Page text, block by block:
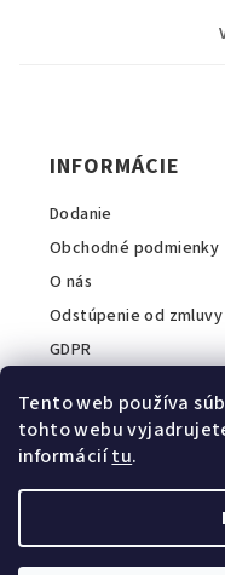
Tento web používa
tohto webu
informáciítu.
INFORMÁCIE
Dodanie
Obchodné podmienky
O nás
Odstúpenie od zmluvy
GDPR
INFORMÁCIE O
Zavolajte nám:+421